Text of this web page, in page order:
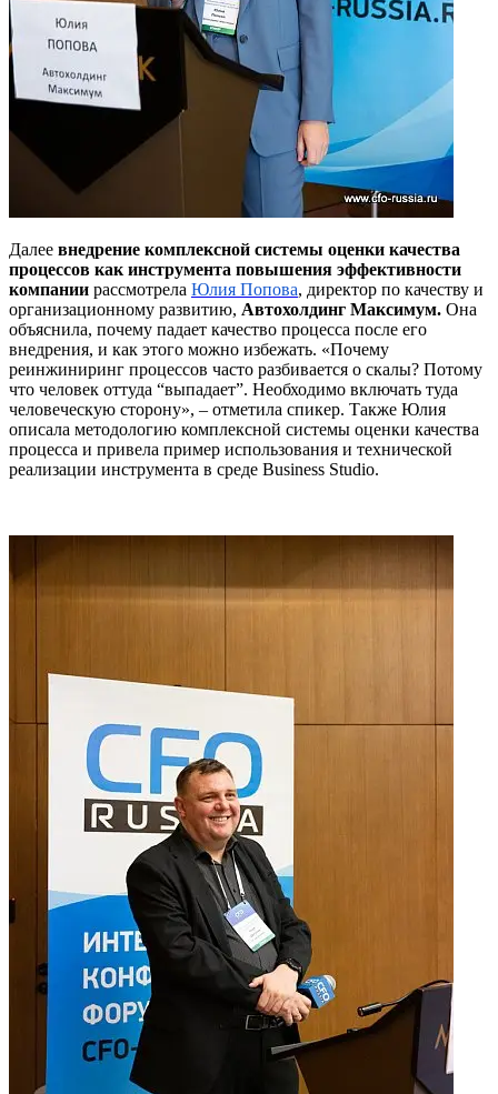
Далее внедрение комплексной системы оценки качества
процессов как инструмента повышения эффективности
компании рассмотрела Юлия Попова, директор по качеству и
организационному развитию, Автохолдинг Максимум. Она
объяснила, почему падает качество процесса после его
внедрения, и как этого можно избежать. «Почему
реинжиниринг процессов часто разбивается о скалы? Потому
что человек оттуда “выпадает”. Необходимо включать туда
человеческую сторону», – отметила спикер. Также Юлия
описала методологию комплексной системы оценки качества
процесса и привела пример использования и технической
реализации инструмента в среде Business Studio.